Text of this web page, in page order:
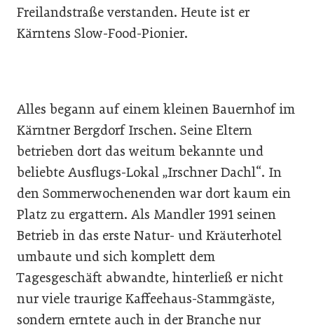
Freilandstraße verstanden. Heute ist er
Kärntens Slow-Food-Pionier.
Alles begann auf einem kleinen Bauernhof im
Kärntner Bergdorf Irschen. Seine Eltern
betrieben dort das weitum bekannte und
beliebte Ausflugs-Lokal „Irschner Dachl“. In
den Sommerwochenenden war dort kaum ein
Platz zu ergattern. Als Mandler 1991 seinen
Betrieb in das erste Natur- und Kräuterhotel
umbaute und sich komplett dem
Tagesgeschäft abwandte, hinterließ er nicht
nur viele traurige Kaffeehaus-Stammgäste,
sondern erntete auch in der Branche nur